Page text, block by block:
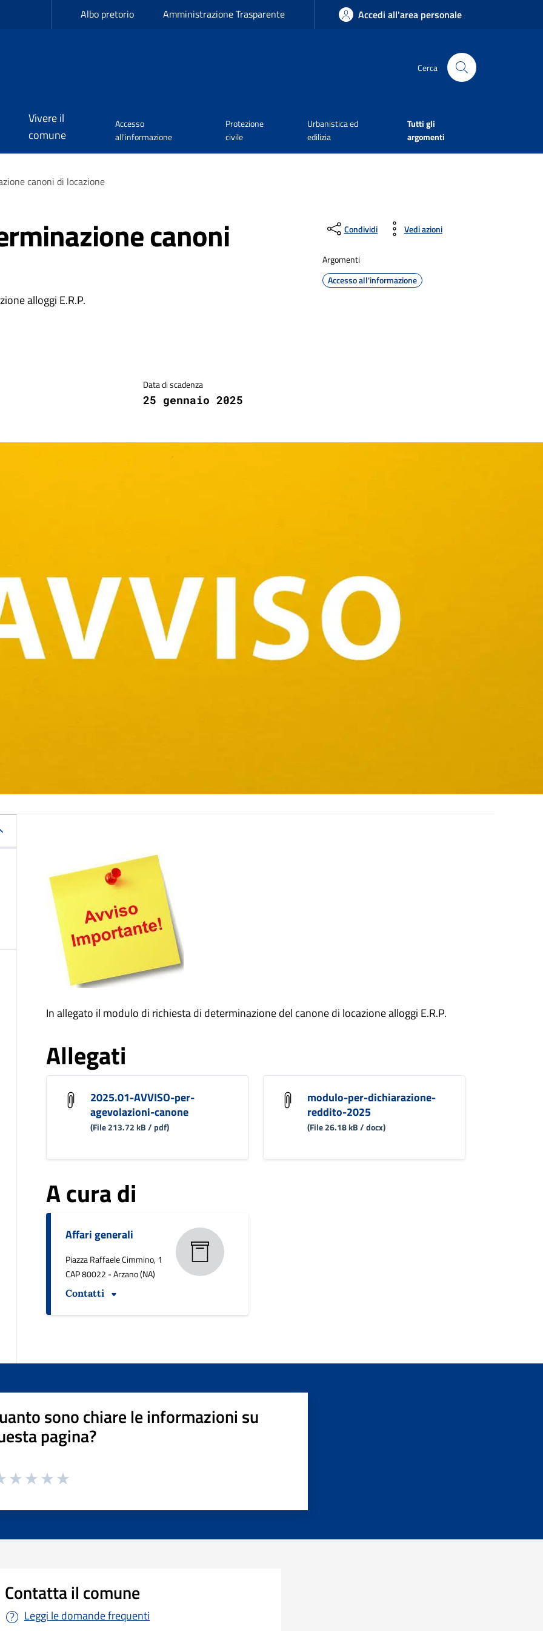
Albo pretorio Amministrazione Trasparente Accedi all'area personale
Cerca
Vivere il
comune
Accesso
all'informazione
Protezione
civile
Urbanistica ed
edilizia
Tutti gli
argomenti
canoni di locazione
canoni
alloggi E.R.P.
Condividi Vedi azioni
Argomenti
Accesso all'informazione
Data di scadenza
25 gennaio 2025
In allegato il modulo di richiesta di determinazione del canone di locazione alloggi E.R.P.
Allegati
2025.01-AVVISO-per-
agevolazioni-canone
(File 213.72 kB / pdf)
modulo-per-dichiarazione-
reddito-2025
(File 26.18 kB / docx)
A cura di
Affari generali
Piazza Raffaele Cimmino, 1
CAP 80022 - Arzano (NA)
Contatti
sono chiare le informazioni su
pagina?
Contatta il comune
Leggi le domande frequenti